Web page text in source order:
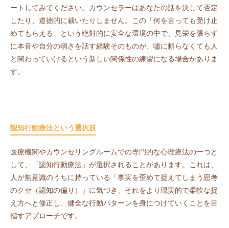
ートしてみてください。カウンセラーはあなたの話を決して否定
したり、道徳的に裁いたりしません。この「何を言っても受け止
めてもらえる」という絶対的に安全な環境の中で、見栄を張らず
に本音や自分の弱さを話す経験そのものが、嘘に頼らなくても人
と関わっていけるという新しい関係性の練習になる場合がありま
す。
認知行動療法という選択肢
医療機関やカウンセリングルームでの専門的な心理療法の一つと
して、「認知行動療法」が選択されることがあります。これは、
人が無意識のうちに持っている「事実を歪めて捉えてしまう思考
のクセ（認知の偏り）」に気づき、それをより現実的で柔軟な捉
え方へと修正し、健全な行動パターンを身につけていくことを目
指すアプローチです。